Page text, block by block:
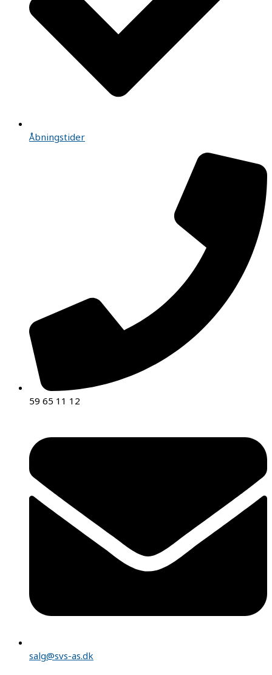
Åbningstider
59 65 11 12
salg@svs-as.dk